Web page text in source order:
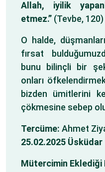
Allah, iyilik
etmez.” (Tevbe, 120)
O halde,
fırsat
bunu bilinçli bir
onları
bizden ümitlerini
çökmesine sebep
Tercüme: Ahmet
25.02.2025 Üsküdar
Mütercimin Eklediği